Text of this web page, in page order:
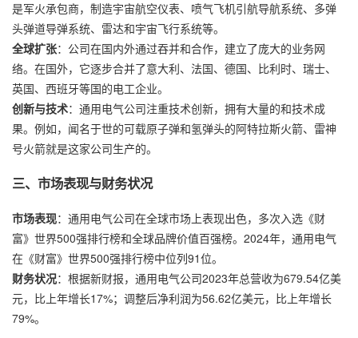
是军火承包商，制造宇宙航空仪表、喷气飞机引航导航系统、多弹
头弹道导弹系统、雷达和宇宙飞行系统等。
全球扩张：公司在国内外通过吞并和合作，建立了庞大的业务网
络。在国外，它逐步合并了意大利、法国、德国、比利时、瑞士、
英国、西班牙等国的电工企业。
创新与技术：通用电气公司注重技术创新，拥有大量的和技术成
果。例如，闻名于世的可载原子弹和氢弹头的阿特拉斯火箭、雷神
号火箭就是这家公司生产的。
三、市场表现与财务状况
市场表现：通用电气公司在全球市场上表现出色，多次入选《财
富》世界500强排行榜和全球品牌价值百强榜。2024年，通用电气
在《财富》世界500强排行榜中位列91位。
财务状况：根据新财报，通用电气公司2023年总营收为679.54亿美
元，比上年增长17%；调整后净利润为56.62亿美元，比上年增长
79%。